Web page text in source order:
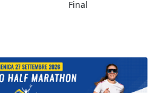
Final